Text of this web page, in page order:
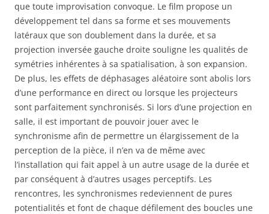
que toute improvisation convoque. Le film propose un
développement tel dans sa forme et ses mouvements
latéraux que son doublement dans la durée, et sa
projection inversée gauche droite souligne les qualités de
symétries inhérentes à sa spatialisation, à son expansion.
De plus, les effets de déphasages aléatoire sont abolis lors
d’une performance en direct ou lorsque les projecteurs
sont parfaitement synchronisés. Si lors d’une projection en
salle, il est important de pouvoir jouer avec le
synchronisme afin de permettre un élargissement de la
perception de la pièce, il n’en va de même avec
l’installation qui fait appel à un autre usage de la durée et
par conséquent à d’autres usages perceptifs. Les
rencontres, les synchronismes redeviennent de pures
potentialités et font de chaque défilement des boucles une